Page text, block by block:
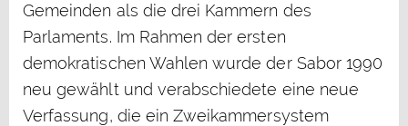
Gemeinden als die drei Kammern des
Parlaments. Im Rahmen der ersten
demokratischen Wahlen wurde der Sabor 1990
neu gewählt und verabschiedete eine neue
Verfassung, die ein Zweikammersystem